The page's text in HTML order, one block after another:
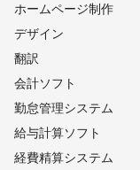
ホームページ制作
デザイン
翻訳
会計ソフト
勤怠管理システム
給与計算ソフト
経費精算システム